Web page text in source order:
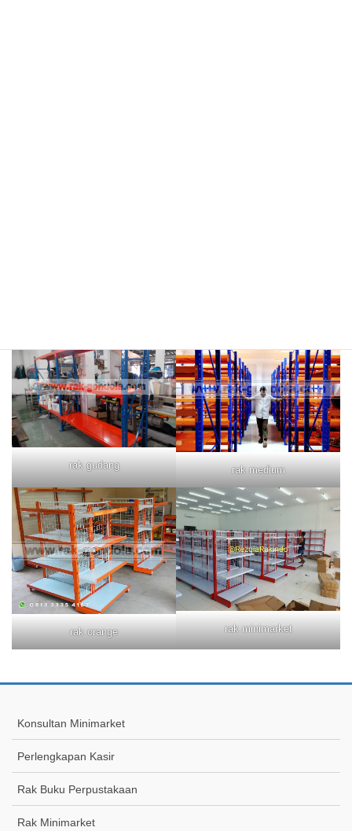
rak gudang rak medium
rak orange rak minimarket
Konsultan Minimarket
Perlengkapan Kasir
Rak Buku Perpustakaan
Rak Minimarket